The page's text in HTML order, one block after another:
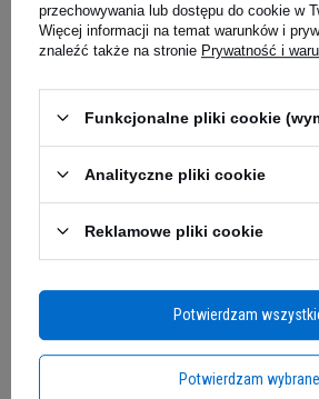
SWANSON Astragalus Root
470mg - 100caps
(15)
17,90 zł
Kup do 20:00 -wysyłka dzisiaj
515mg
5.00
Kup do
przechowywania lub dostępu do cookie w
Więcej informacji na temat warunków i
znaleźć także na stronie Prywatność i
Funkcjonalne pliki cookie
Analityczne pliki cookie
Reklamowe pliki cookie
Potwierdzam wybrane
Potwierdzam